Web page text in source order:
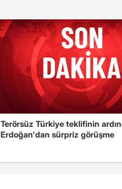
Terörsüz Türkiye teklifinin
Erdoğan'dan sürpriz görüşme